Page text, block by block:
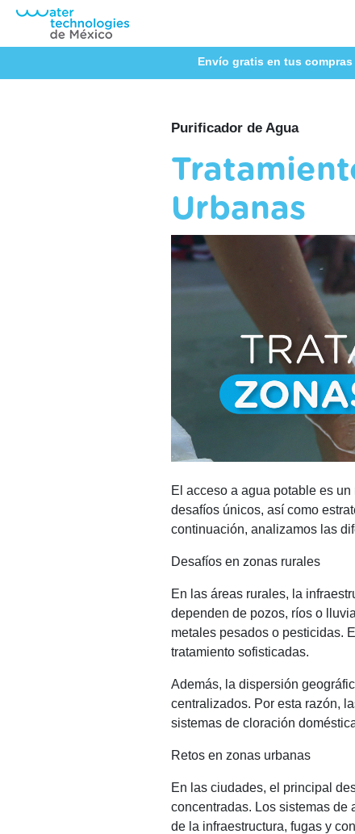
Envío gratis en tus
Purificador de Agua
Urbanas
El acceso a agua potable es
desafíos únicos, así como
continuación, analizamos las
Desafíos en zonas rurales
En las áreas rurales, la
dependen de pozos, ríos o
metales pesados o pesticidas.
tratamiento sofisticadas.
Además, la dispersión
centralizados. Por esta razón,
sistemas de cloración
Retos en zonas urbanas
En las ciudades, el principal
concentradas. Los sistemas de
de la infraestructura, fugas y